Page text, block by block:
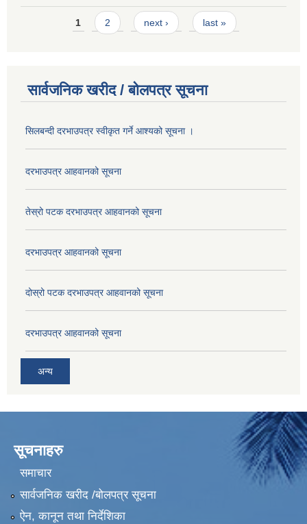
Pages1 2 next › last »
सार्वजनिक खरीद / बोलपत्र सूचना
सिलबन्दी दरभाउपत्र स्वीकृत गर्ने आश्यको सूचना ।
दरभाउपत्र आहवानको सूचना
तेस्रो पटक दरभाउपत्र आहवानको सूचना
दरभाउपत्र आहवानको सूचना
दोस्रो पटक दरभाउपत्र आहवानको सूचना
दरभाउपत्र आहवानको सूचना
अन्य
सूचनाहरु
समाचार
सार्वजनिक खरीद /बोलपत्र सूचना
ऐन, कानून तथा निर्देशिका